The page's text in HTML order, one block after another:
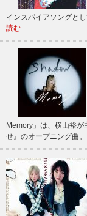
インスパイアソングと
読む
Memory」は、横山裕
せ』のオープニング曲